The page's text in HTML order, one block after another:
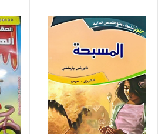
صابون
أطفال
مناسبات
فيديوهات
أسئلة
طرحها
خدمات
نيل
وفرات
عربة
التسوق
نشرة
الإصدارات